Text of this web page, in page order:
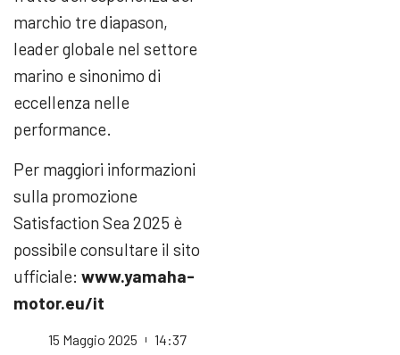
marchio tre diapason,
leader globale nel settore
marino e sinonimo di
eccellenza nelle
performance.
Per maggiori informazioni
sulla promozione
Satisfaction Sea 2025 è
possibile consultare il sito
ufficiale: www.yamaha-
motor.eu/it
15 Maggio 2025 14:37